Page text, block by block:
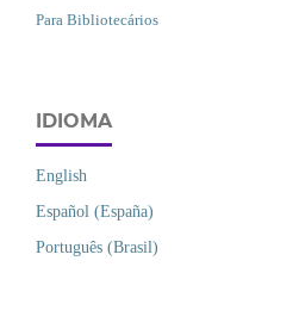
Para Bibliotecários
IDIOMA
English
Español (España)
Português (Brasil)